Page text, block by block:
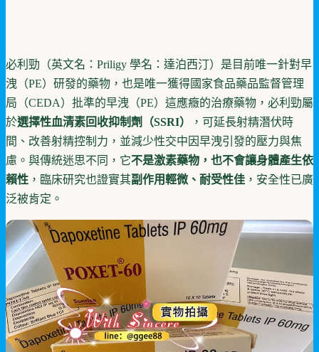
必利勁（英文名：Priligy 學名：達泊西汀）是目前唯一針對早
洩（PE）研發的藥物，也是唯一獲得國家食品藥品監督管理
局（CEDA）批準的早洩（PE）這應癥的治療藥物，必利勁屬
於選擇性血清素回收抑制劑（SSRI）
，可延長射精潛伏時
間、改善射精控制力，並減少性交中因早洩引發的壓力與焦
慮。與傳統迷思不同，它不是激素藥物，也不會讓身體產生依
賴性 ，臨床研究也證實其副作用輕微、耐受性佳 ，安全性已廣
泛被肯定。